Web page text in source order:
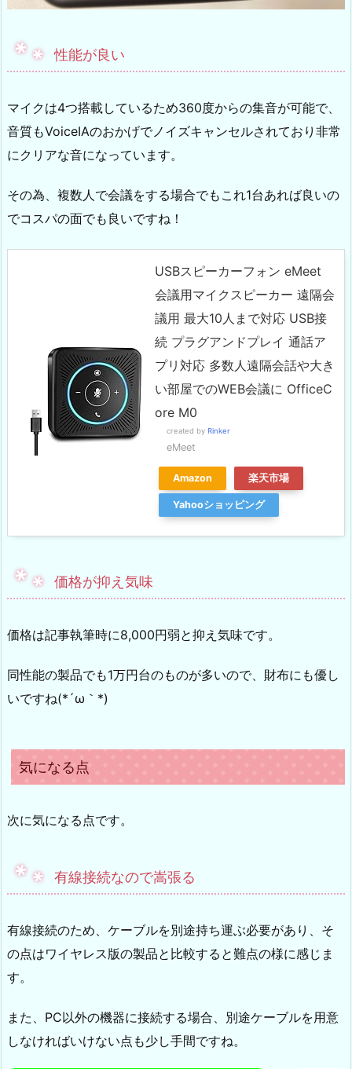
性能が良い
マイクは4つ搭載しているため360度からの集音が可能で、
音質もVoiceIAのおかげでノイズキャンセルされており非常
にクリアな音になっています。
その為、複数人で会議をする場合でもこれ1台あれば良いの
でコスパの面でも良いですね！
USBスピーカーフォン eMeet
会議用マイクスピーカー 遠隔会
議用 最大10人まで対応 USB接
続 プラグアンドプレイ 通話ア
プリ対応 多数人遠隔会話や大き
い部屋でのWEB会議に OfficeC
ore M0
created by Rinker
eMeet
Amazon 楽天市場
Yahooショッピング
価格が抑え気味
価格は記事執筆時に8,000円弱と抑え気味です。
同性能の製品でも1万円台のものが多いので、財布にも優し
いですね(*´ω｀*)
気になる点
次に気になる点です。
有線接続なので嵩張る
有線接続のため、ケーブルを別途持ち運ぶ必要があり、そ
の点はワイヤレス版の製品と比較すると難点の様に感じま
す。
また、PC以外の機器に接続する場合、別途ケーブルを用意
しなければいけない点も少し手間ですね。